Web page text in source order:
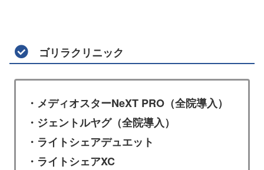
ゴリラクリニック
・メディオスターNeXT PRO（全院導入）
・ジェントルヤグ（全院導入）
・ライトシェアデュエット
・ライトシェアXC